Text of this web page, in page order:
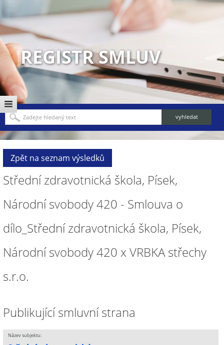
REGISTR SMLUV
Zpět na seznam výsledků
Střední zdravotnická škola, Písek,
Národní svobody 420 - Smlouva o
dílo_Střední zdravotnická škola, Písek,
Národní svobody 420 x VRBKA střechy
s.r.o.
Publikující smluvní strana
Název subjektu: